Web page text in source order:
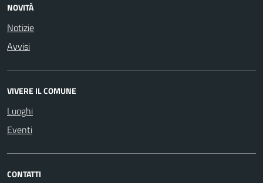
NOVITÀ
Notizie
Avvisi
VIVERE IL COMUNE
Luoghi
Eventi
CONTATTI